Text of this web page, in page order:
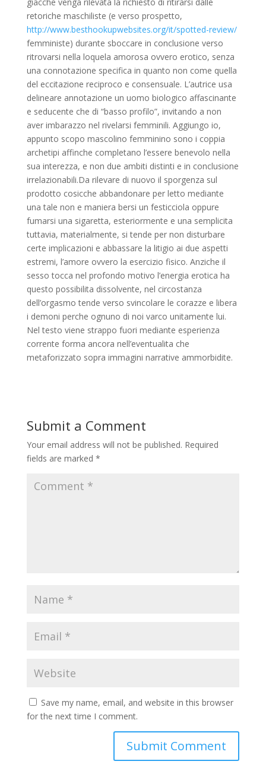
retoriche maschiliste (e verso prospetto,
http://www.besthookupwebsites.org/it/spotted-review/
femministe) durante sboccare in conclusione verso
ritrovarsi nella loquela amorosa ovvero erotico, senza
una connotazione specifica in quanto non come quella
del eccitazione reciproco e consensuale. L’autrice usa
delineare annotazione un uomo biologico affascinante
e seducente che di “basso profilo”, invitando a non
aver imbarazzo nel rivelarsi femminili. Aggiungo io,
appunto scopo mascolino femminino sono i coppia
archetipi affinche completano l’essere benevolo nella
sua interezza, e non due ambiti distinti e in conclusione
irrelazionabili.Da rilevare di nuovo il sporgenza sul
prodotto cosicche abbandonare per letto mediante
una tale non e maniera bersi un festicciola oppure
fumarsi una sigaretta, esteriormente e una semplicita
tuttavia, materialmente, si tende per non disturbare
certe implicazioni e abbassare la litigio ai due aspetti
estremi, l’amore ovvero la esercizio fisico. Anziche il
sesso tocca nel profondo motivo l’energia erotica ha
questo possibilita dissolvente, nel circostanza
dell’orgasmo tende verso svincolare le corazze e libera
i demoni perche ognuno di noi varco unitamente lui.
Nel testo viene strappo fuori mediante esperienza
corrente forma ancora nell’eventualita che
metaforizzato sopra immagini narrative ammorbidite.
Submit a Comment
Your email address will not be published. Required
fields are marked *
Save my name, email, and website in this browser
for the next time I comment.